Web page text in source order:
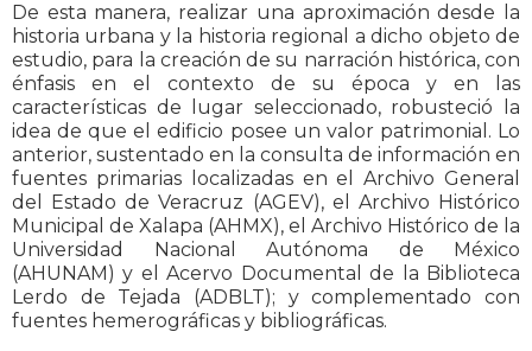
De esta manera, realizar una aproximación desde la
historia urbana y la historia regional a dicho objeto de
estudio, para la creación de su narración histórica, con
énfasis en el contexto de su época y en las
características de lugar seleccionado, robusteció la
idea de que el edificio posee un valor patrimonial. Lo
anterior, sustentado en la consulta de información en
fuentes primarias localizadas en el Archivo General
del Estado de Veracruz (AGEV), el Archivo Histórico
Municipal de Xalapa (AHMX), el Archivo Histórico de la
Universidad Nacional Autónoma de México
(AHUNAM) y el Acervo Documental de la Biblioteca
Lerdo de Tejada (ADBLT); y complementado con
fuentes hemerográficas y bibliográficas.